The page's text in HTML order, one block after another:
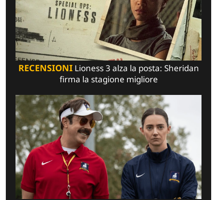
RECENSIONILioness 3 alza la posta: Sheridan
firma la stagione migliore